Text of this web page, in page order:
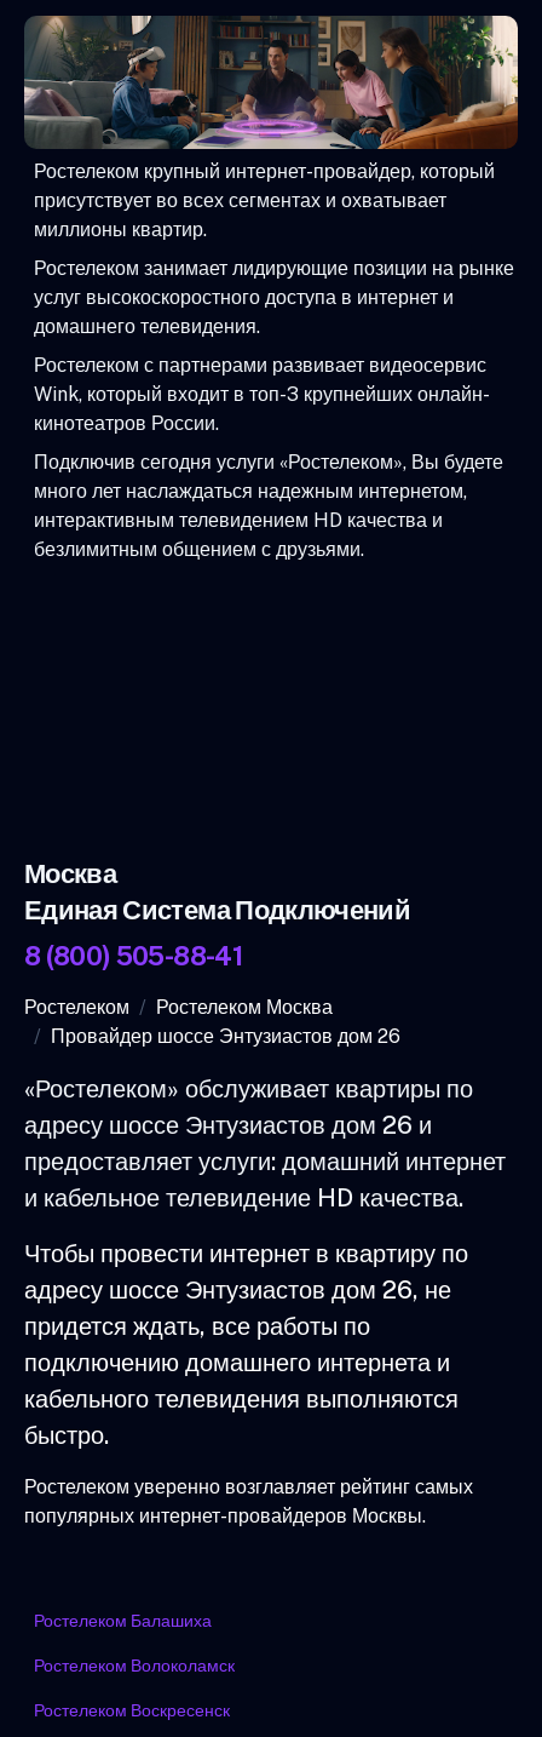
Ростелеком крупный интернет-провайдер, который
присутствует во всех сегментах и охватывает
миллионы квартир.
Ростелеком занимает лидирующие позиции на рынке
услуг высокоскоростного доступа в интернет и
домашнего телевидения.
Ростелеком с партнерами развивает видеосервис
Wink, который входит в топ-3 крупнейших онлайн-
кинотеатров России.
Подключив сегодня услуги «Ростелеком», Вы будете
много лет наслаждаться надежным интернетом,
интерактивным телевидением HD качества и
безлимитным общением с друзьями.
Москва
Единая Система Подключений
8 (800) 505-88-41
Ростелеком
Ростелеком Москва
Провайдер шоссе Энтузиастов дом 26
«Ростелеком» обслуживает квартиры по
адресу шоссе Энтузиастов дом 26 и
предоставляет услуги: домашний интернет
и кабельное телевидение HD качества.
Чтобы провести интернет в квартиру по
адресу шоссе Энтузиастов дом 26, не
придется ждать, все работы по
подключению домашнего интернета и
кабельного телевидения выполняются
быстро.
Ростелеком уверенно возглавляет рейтинг самых
популярных интернет-провайдеров Москвы.
Ростелеком Балашиха
Ростелеком Волоколамск
Ростелеком Воскресенск